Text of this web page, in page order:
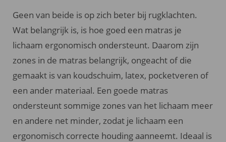
Geen van beide is op zich beter bij rugklachten.
Wat belangrijk is, is hoe goed een matras je
lichaam ergonomisch ondersteunt. Daarom zijn
zones in de matras belangrijk, ongeacht of die
gemaakt is van koudschuim, latex, pocketveren of
een ander materiaal. Een goede matras
ondersteunt sommige zones van het lichaam meer
en andere net minder, zodat je lichaam een
ergonomisch correcte houding aanneemt. Ideaal is